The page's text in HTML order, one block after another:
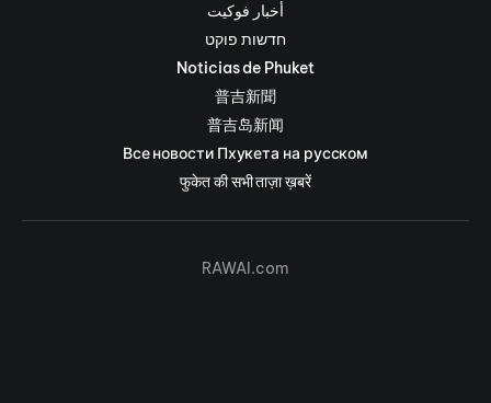
أخبار فوكيت
חדשות פוקט
Noticias de Phuket
普吉新聞
普吉岛新闻
Все новости Пхукета на русском
फुकेत की सभी ताज़ा ख़बरें
RAWAI.com